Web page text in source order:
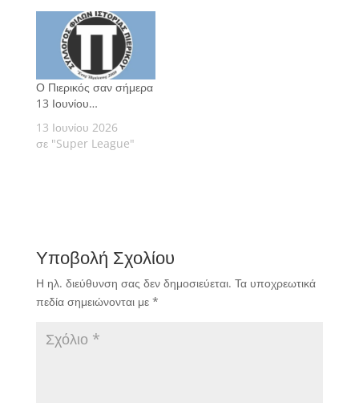
Ο Πιερικός σαν σήμερα
13 Ιουνίου…
13 Ιουνίου 2026
σε "Super League"
Υποβολή Σχολίου
Η ηλ. διεύθυνση σας δεν δημοσιεύεται. Τα υποχρεωτικά
πεδία σημειώνονται με *